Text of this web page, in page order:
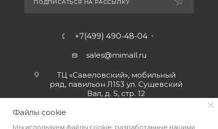
ПОДПИСАТЬСЯ НА РАССЫЛКУ
+7(499) 490-48-04
sales@mimall.ru
ТЦ «Савеловский», мобильный
ряд, павильон Л153 ул. Сущевский
Вал, д. 5, стр. 12
Файлы cookie
Мы используем файлы cookie, разработанные нашими